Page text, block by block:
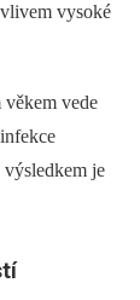
vysoké
vede
je